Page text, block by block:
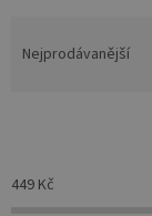
p
r
Nejprodávanější
449 Kč